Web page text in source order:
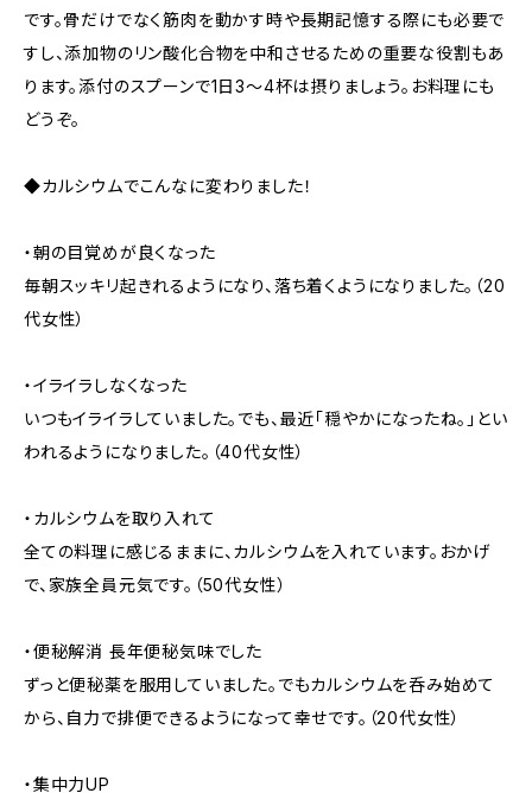
です。骨だけでなく筋肉を動かす時や長期記憶する際にも必要で
すし、添加物のリン酸化合物を中和させるための重要な役割もあ
ります。添付のスプーンで1日3〜4杯は摂りましょう。お料理にも
どうぞ。
◆カルシウムでこんなに変わりました！
・朝の目覚めが良くなった
毎朝スッキリ起きれるようになり、落ち着くようになりました。（20
代女性）
・イライラしなくなった
いつもイライラしていました。でも、最近「穏やかになったね。」とい
われるようになりました。（40代女性）
・カルシウムを取り入れて
全ての料理に感じるままに、カルシウムを入れています。おかげ
で、家族全員元気です。（50代女性）
・便秘解消 長年便秘気味でした
ずっと便秘薬を服用していました。でもカルシウムを呑み始めて
から、自力で排便できるようになって幸せです。（20代女性）
・集中力UP